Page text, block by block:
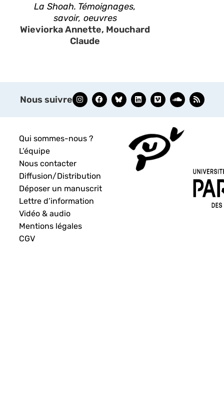
La Shoah. Témoignages,
savoir, oeuvres
Wieviorka Annette, Mouchard
Claude
Nous suivre
Qui sommes-nous ?
L’équipe
Nous contacter
Diffusion/Distribution
Déposer un manuscrit
Lettre d’information
Vidéo & audio
Mentions légales
CGV